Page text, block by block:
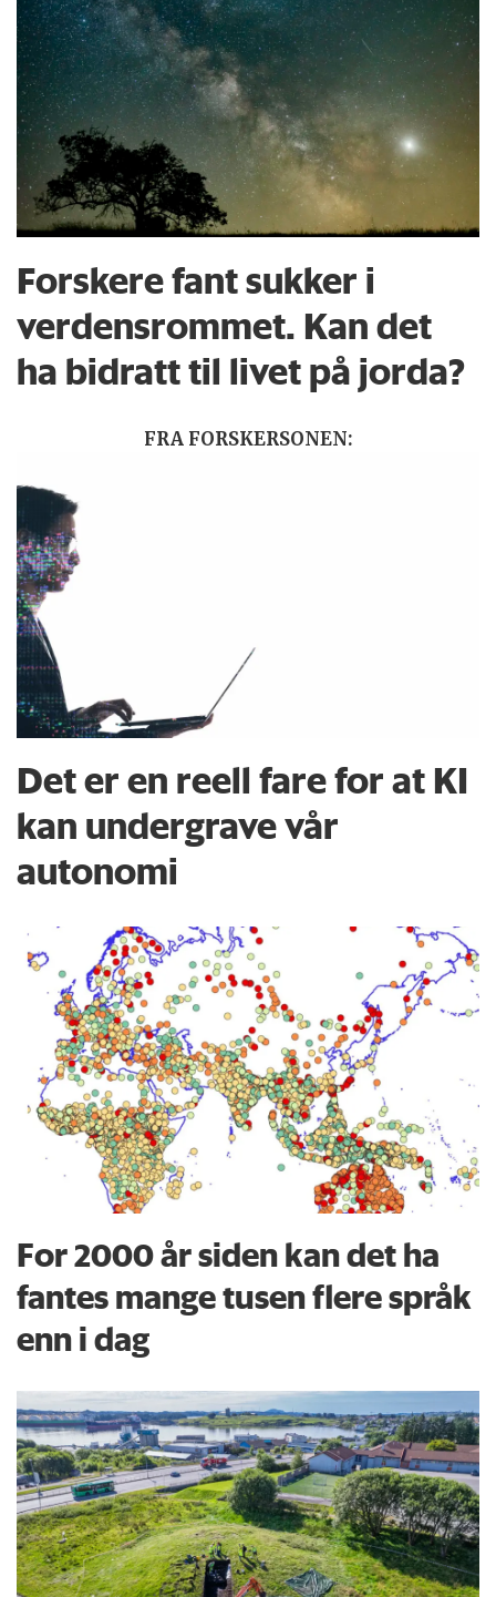
Forskere fant sukker i
verdensrommet. Kan det
ha bidratt til livet på jorda?
FRA FORSKERSONEN:
Det er en reell fare for at KI
kan undergrave vår
autonomi
For 2000 år siden kan det ha
fantes mange tusen flere språk
enn i dag